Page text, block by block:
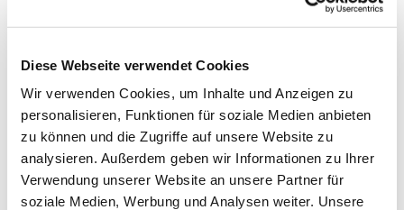
Diese Webseite verwendet Cookies
Wir verwenden Cookies, um Inhalte und Anzeigen zu
personalisieren, Funktionen für soziale Medien anbieten
zu können und die Zugriffe auf unsere Website zu
analysieren. Außerdem geben wir Informationen zu Ihrer
Verwendung unserer Website an unsere Partner für
soziale Medien, Werbung und Analysen weiter. Unsere
Dies könnte Sie auch
interessieren